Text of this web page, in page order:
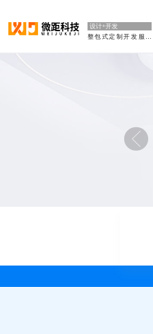
设计+开发
整包式定制开发服务